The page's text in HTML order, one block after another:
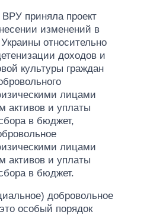
приняла проект
изменений в
относительно
доходов и
культуры граждан
лицами
активов и уплаты
в бюджет,
лицами
активов и уплаты
в бюджет.
добровольное
особый порядок